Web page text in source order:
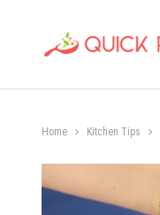
Home Kitchen Tips